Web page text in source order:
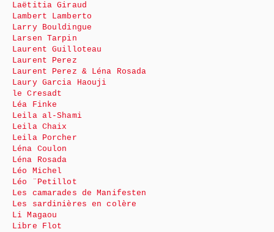
Laëtitia Giraud
Lambert Lamberto
Larry Bouldingue
Larsen Tarpin
Laurent Guilloteau
Laurent Perez
Laurent Perez & Léna Rosada
Laury Garcia Haouji
le Cresadt
Léa Finke
Leila al-Shami
Leila Chaix
Leila Porcher
Léna Coulon
Léna Rosada
Léo Michel
Léo ¨Petillot
Les camarades de Manifesten
Les sardinières en colère
Li Magaou
Libre Flot